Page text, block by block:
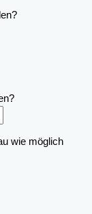
wie möglich